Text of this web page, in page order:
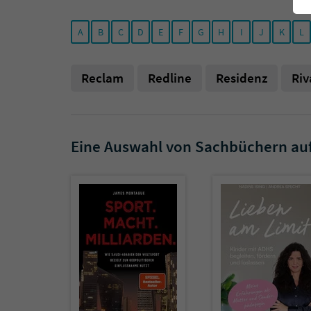
A B C D E F G H I J K L
Reclam Redline Residenz
Eine Auswahl von Sachbüchern